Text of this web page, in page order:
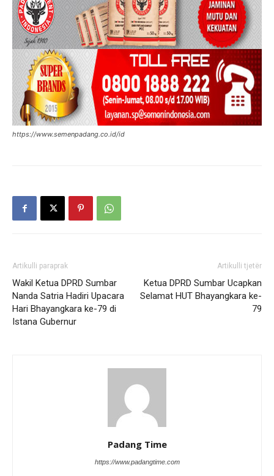
https://www.semenpadang.co.id/id
Artikulli paraprak
Wakil Ketua DPRD Sumbar
Nanda Satria Hadiri Upacara
Hari Bhayangkara ke-79 di
Istana Gubernur
Artikulli tjetër
Ketua DPRD Sumbar Ucapkan
Selamat HUT Bhayangkara ke-
79
Padang Time
https://www.padangtime.com